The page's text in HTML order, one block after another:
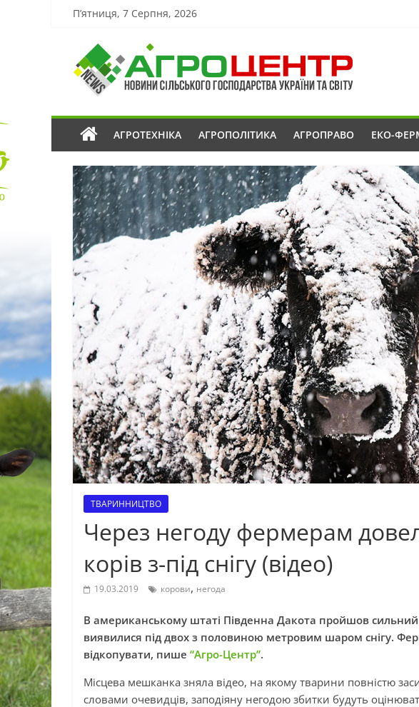
П’ятниця, 7 Серпня, 2026
АГРОТЕХНІКА АГРОПОЛІТИКА АГРОПРАВО ЕКО-
ТВАРИННИЦТВО
Через негоду фермерам
корів з-під снігу (відео)
19.03.2019 корови, негода
В американському штаті Південна Дакота пройшов сильний
виявилися під двох з половиною метровим шаром снігу.
відкопувати, пише “Агро-Центр”.
Місцева мешканка зняла відео, на якому тварини повністю
словами очевидців, заподіяну негодою збитки будуть